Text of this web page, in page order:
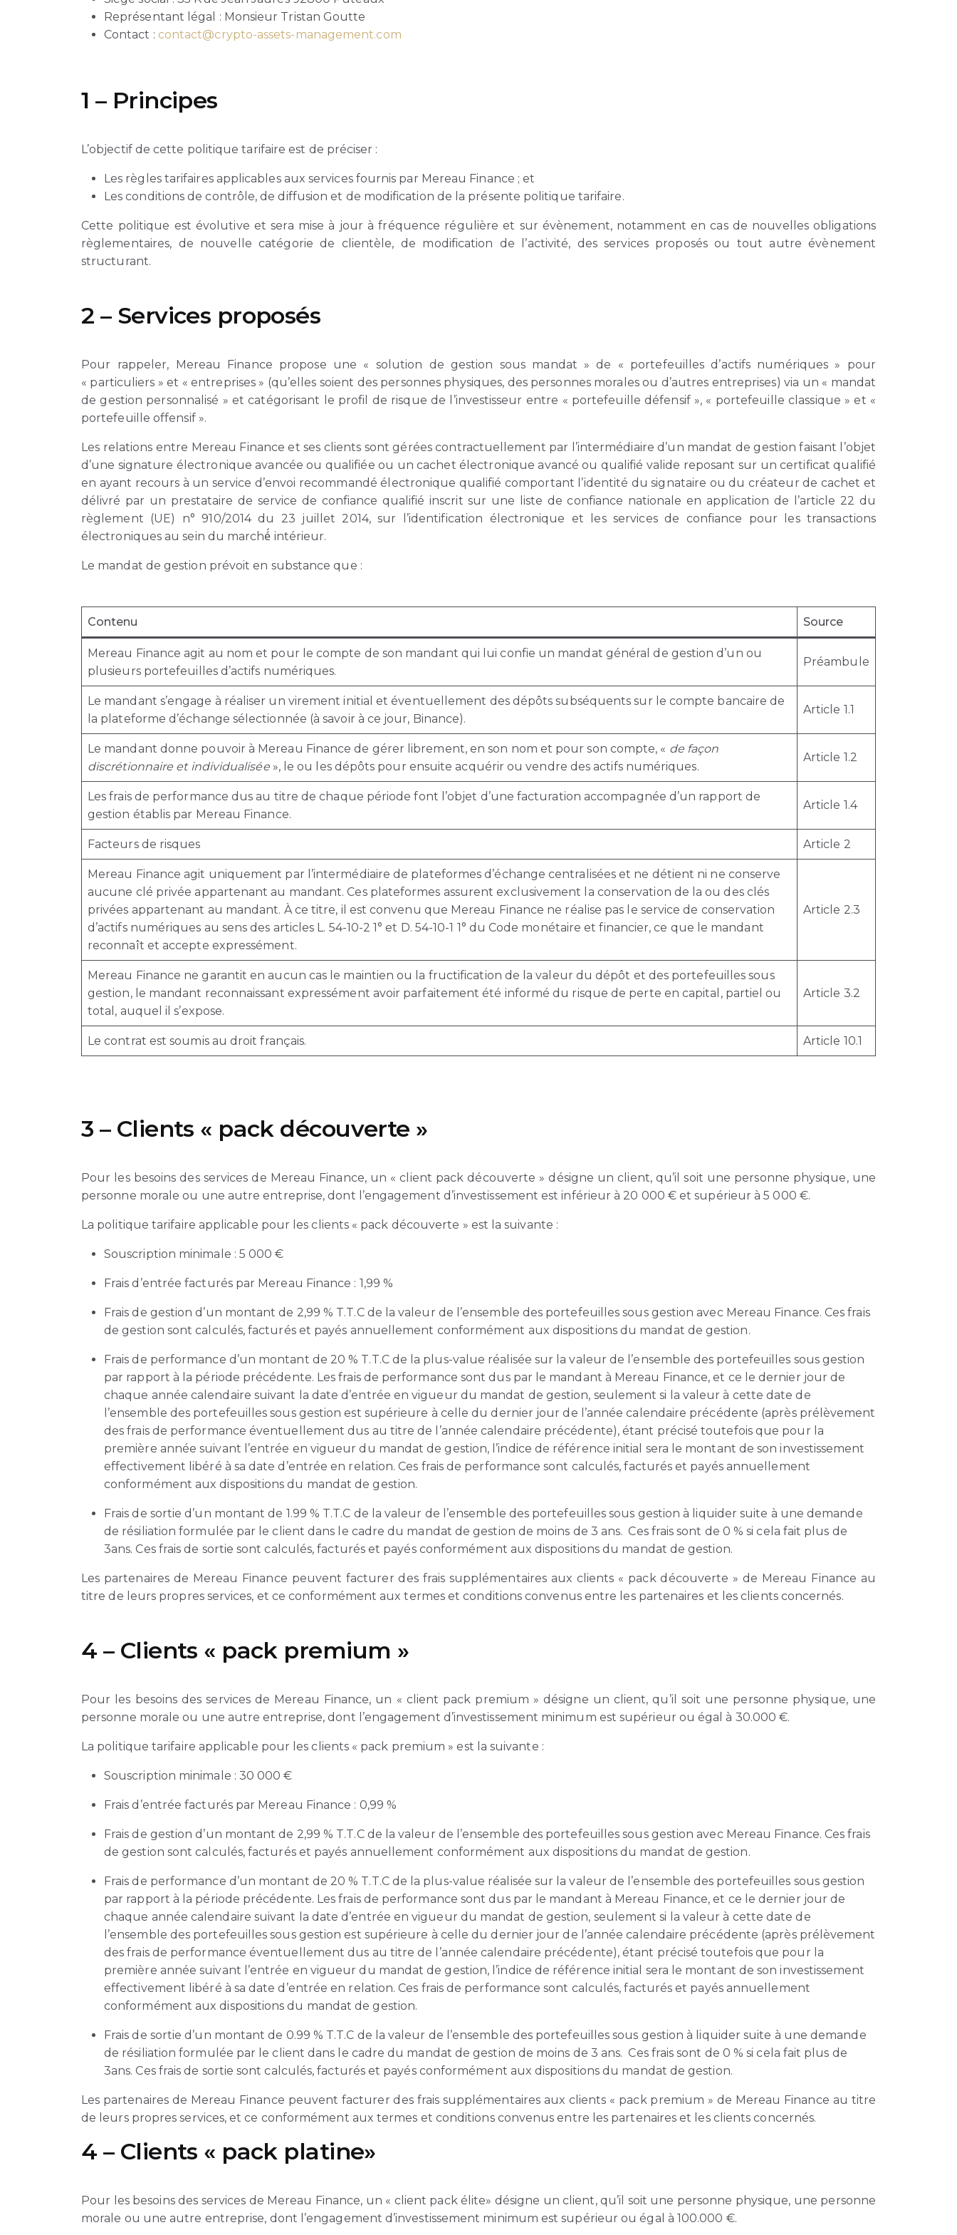
Représentant légal : Monsieur Tristan Goutte
Contact : contact@crypto-assets-management.com
1 – Principes
L’objectif de cette politique tarifaire est de préciser :
Les règles tarifaires applicables aux services fournis par Mereau Finance ; et
Les conditions de contrôle, de diffusion et de modification de la présente politique tarifaire.
Cette politique est évolutive et sera mise à jour à fréquence régulière et sur évènement, notamment en cas de nouvelles obligations
règlementaires, de nouvelle catégorie de clientèle, de modification de l’activité, des services proposés ou tout autre évènement
structurant.
2 – Services proposés
Pour rappeler, Mereau Finance propose une « solution de gestion sous mandat » de « portefeuilles d’actifs numériques » pour
« particuliers » et « entreprises » (qu’elles soient des personnes physiques, des personnes morales ou d’autres entreprises) via un « mandat
de gestion personnalisé » et catégorisant le profil de risque de l’investisseur entre « portefeuille défensif », « portefeuille classique » et «
portefeuille offensif ».
Les relations entre Mereau Finance et ses clients sont gérées contractuellement par l’intermédiaire d’un mandat de gestion faisant l’objet
d’une signature électronique avancée ou qualifiée ou un cachet électronique avancé ou qualifié valide reposant sur un certificat qualifié
en ayant recours à un service d’envoi recommandé électronique qualifié comportant l’identité du signataire ou du créateur de cachet et
délivré par un prestataire de service de confiance qualifié inscrit sur une liste de confiance nationale en application de l’article 22 du
règlement (UE) n° 910/2014 du 23 juillet 2014, sur l’identification électronique et les services de confiance pour les transactions
électroniques au sein du marché́ intérieur.
Le mandat de gestion prévoit en substance que :
Contenu Source
Mereau Finance agit au nom et pour le compte de son mandant qui lui confie un mandat général de gestion d’un ou
plusieurs portefeuilles d’actifs numériques.
Préambule
Le mandant s’engage à réaliser un virement initial et éventuellement des dépôts subséquents sur le compte bancaire de
la plateforme d’échange sélectionnée (à savoir à ce jour, Binance).
Article 1.1
Le mandant donne pouvoir à Mereau Finance de gérer librement, en son nom et pour son compte, « de façon
discrétionnaire et individualisée », le ou les dépôts pour ensuite acquérir ou vendre des actifs numériques.
Article 1.2
Les frais de performance dus au titre de chaque période font l’objet d’une facturation accompagnée d’un rapport de
gestion établis par Mereau Finance.
Article 1.4
Facteurs de risques Article 2
Mereau Finance agit uniquement par l’intermédiaire de plateformes d’échange centralisées et ne détient ni ne conserve
aucune clé privée appartenant au mandant. Ces plateformes assurent exclusivement la conservation de la ou des clés
privées appartenant au mandant. À ce titre, il est convenu que Mereau Finance ne réalise pas le service de conservation
d’actifs numériques au sens des articles L. 54-10-2 1° et D. 54-10-1 1° du Code monétaire et financier, ce que le mandant
reconnaît et accepte expressément.
Article 2.3
Mereau Finance ne garantit en aucun cas le maintien ou la fructification de la valeur du dépôt et des portefeuilles sous
gestion, le mandant reconnaissant expressément avoir parfaitement été informé du risque de perte en capital, partiel ou
total, auquel il s’expose.
Article 3.2
Le contrat est soumis au droit français. Article 10.1
3 – Clients « pack découverte »
Pour les besoins des services de Mereau Finance, un « client pack découverte » désigne un client, qu’il soit une personne physique, une
personne morale ou une autre entreprise, dont l’engagement d’investissement est inférieur à 20 000 € et supérieur à 5 000 €.
La politique tarifaire applicable pour les clients « pack découverte » est la suivante :
Souscription minimale : 5 000 €
Frais d’entrée facturés par Mereau Finance : 1,99 %
Frais de gestion d’un montant de 2,99 % T.T.C de la valeur de l’ensemble des portefeuilles sous gestion avec Mereau Finance. Ces frais
de gestion sont calculés, facturés et payés annuellement conformément aux dispositions du mandat de gestion.
Frais de performance d’un montant de 20 % T.T.C de la plus-value réalisée sur la valeur de l’ensemble des portefeuilles sous gestion
par rapport à la période précédente. Les frais de performance sont dus par le mandant à Mereau Finance, et ce le dernier jour de
chaque année calendaire suivant la date d’entrée en vigueur du mandat de gestion, seulement si la valeur à cette date de
l’ensemble des portefeuilles sous gestion est supérieure à celle du dernier jour de l’année calendaire précédente (après prélèvement
des frais de performance éventuellement dus au titre de l’année calendaire précédente), étant précisé toutefois que pour la
première année suivant l’entrée en vigueur du mandat de gestion, l’indice de référence initial sera le montant de son investissement
effectivement libéré à sa date d’entrée en relation. Ces frais de performance sont calculés, facturés et payés annuellement
conformément aux dispositions du mandat de gestion.
Frais de sortie d’un montant de 1.99 % T.T.C de la valeur de l’ensemble des portefeuilles sous gestion à liquider suite à une demande
de résiliation formulée par le client dans le cadre du mandat de gestion de moins de 3 ans. Ces frais sont de 0 % si cela fait plus de
3ans. Ces frais de sortie sont calculés, facturés et payés conformément aux dispositions du mandat de gestion.
Les partenaires de Mereau Finance peuvent facturer des frais supplémentaires aux clients « pack découverte » de Mereau Finance au
titre de leurs propres services, et ce conformément aux termes et conditions convenus entre les partenaires et les clients concernés.
4 – Clients « pack premium »
Pour les besoins des services de Mereau Finance, un « client pack premium » désigne un client, qu’il soit une personne physique, une
personne morale ou une autre entreprise, dont l’engagement d’investissement minimum est supérieur ou égal à 30.000 €.
La politique tarifaire applicable pour les clients « pack premium » est la suivante :
Souscription minimale : 30 000 €
Frais d’entrée facturés par Mereau Finance : 0,99 %
Frais de gestion d’un montant de 2,99 % T.T.C de la valeur de l’ensemble des portefeuilles sous gestion avec Mereau Finance. Ces frais
de gestion sont calculés, facturés et payés annuellement conformément aux dispositions du mandat de gestion.
Frais de performance d’un montant de 20 % T.T.C de la plus-value réalisée sur la valeur de l’ensemble des portefeuilles sous gestion
par rapport à la période précédente. Les frais de performance sont dus par le mandant à Mereau Finance, et ce le dernier jour de
chaque année calendaire suivant la date d’entrée en vigueur du mandat de gestion, seulement si la valeur à cette date de
l’ensemble des portefeuilles sous gestion est supérieure à celle du dernier jour de l’année calendaire précédente (après prélèvement
des frais de performance éventuellement dus au titre de l’année calendaire précédente), étant précisé toutefois que pour la
première année suivant l’entrée en vigueur du mandat de gestion, l’indice de référence initial sera le montant de son investissement
effectivement libéré à sa date d’entrée en relation. Ces frais de performance sont calculés, facturés et payés annuellement
conformément aux dispositions du mandat de gestion.
Frais de sortie d’un montant de 0.99 % T.T.C de la valeur de l’ensemble des portefeuilles sous gestion à liquider suite à une demande
de résiliation formulée par le client dans le cadre du mandat de gestion de moins de 3 ans. Ces frais sont de 0 % si cela fait plus de
3ans. Ces frais de sortie sont calculés, facturés et payés conformément aux dispositions du mandat de gestion.
Les partenaires de Mereau Finance peuvent facturer des frais supplémentaires aux clients « pack premium » de Mereau Finance au titre
de leurs propres services, et ce conformément aux termes et conditions convenus entre les partenaires et les clients concernés.
4 – Clients « pack platine»
Pour les besoins des services de Mereau Finance, un « client pack élite» désigne un client, qu’il soit une personne physique, une personne
morale ou une autre entreprise, dont l’engagement d’investissement minimum est supérieur ou égal à 100.000 €.